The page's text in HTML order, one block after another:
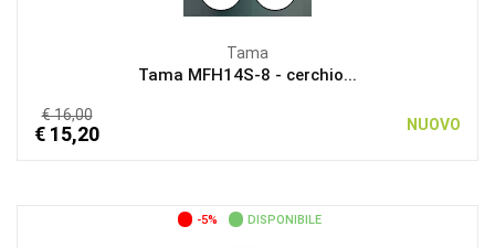
Tama
Tama MFH14S-8 - cerchio...
€ 16,00
€ 15,20 NUOVO
-5% DISPONIBILE